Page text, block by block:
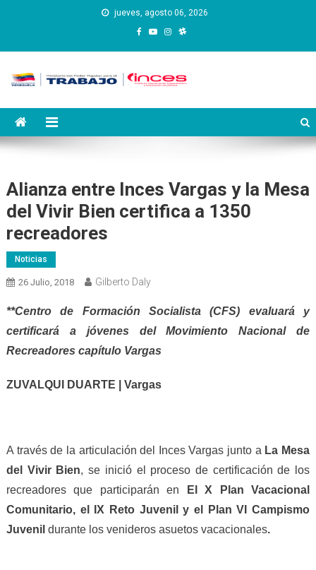
jueves, agosto 06, 2026
Instituto Nacional de
Capacitación y Educación
Alianza entre Inces Vargas y la Mesa
del Vivir Bien certifica a 1350
recreadores
Noticias
26 Julio, 2018 Gilberto Daly
**Centro de Formación Socialista (CFS) evaluará y
certificará a jóvenes del Movimiento Nacional de
Recreadores capítulo Vargas
ZUVALQUI DUARTE | Vargas
A través de la articulación del Inces Vargas junto a La Mesa
del Vivir Bien, se inició el proceso de certificación de los
recreadores que participarán en
El X Plan Vacacional
Comunitario, el IX Reto Juvenil y el Plan VI Campismo
Juvenil durante los venideros asuetos vacacionales.